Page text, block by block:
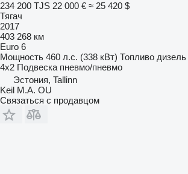
234 200 TJS 22 000 € ≈ 25 420 $
Тягач
2017
403 268 км
Euro 6
Мощность 460 л.с. (338 кВт) Топливо дизель
4x2 Подвеска пневмо/пневмо
Эстония, Tallinn
Keil M.A. OU
Связаться с продавцом